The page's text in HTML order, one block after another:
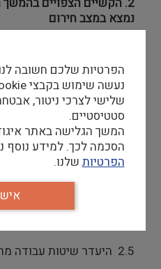
נמצא במצב חירום
2.1 חוסר יכולת להבטיח
העובדים
2.2 חוסר יכולת גישה למבני המוזאון
2.2.1 היעדר דרכי גישה
2.2.2 חסימת הדרכים על ידי הרשויות
2.5 היעדר שיטות עבודה מתאימות
הפרטיות שלכם חשובה
שלישי לצרכי ניטור,
סטטיסטיים.
המשך הגלישה באתר
הסכמה לכך. למידע נוסף
הפרטיות שלנו.